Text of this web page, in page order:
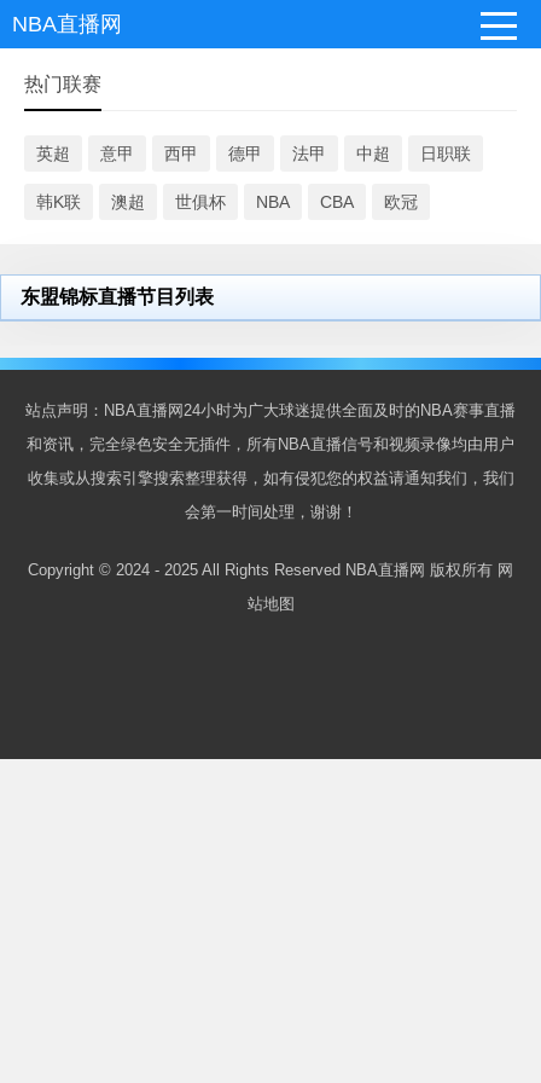
NBA直播网
热门联赛
英超 意甲 西甲 德甲 法甲 中超 日职联
韩K联 澳超 世俱杯 NBA CBA 欧冠
东盟锦标直播节目列表
站点声明：NBA直播网24小时为广大球迷提供全面及时的NBA赛事直播
和资讯，完全绿色安全无插件，所有NBA直播信号和视频录像均由用户
收集或从搜索引擎搜索整理获得，如有侵犯您的权益请通知我们，我们
会第一时间处理，谢谢！
Copyright © 2024 - 2025 All Rights Reserved NBA直播网 版权所有 网
站地图